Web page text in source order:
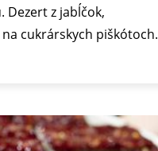
z jabĺčok,
cukrárskych piškótoch.